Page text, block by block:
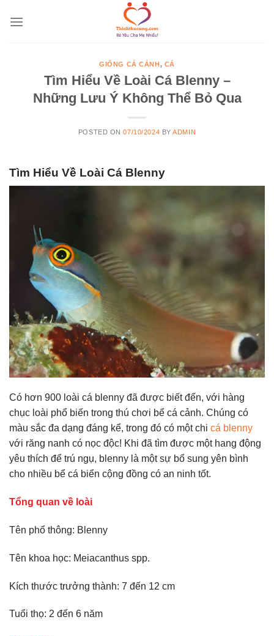
GIỐNG CÁ CẢNH, CÁ
Tìm Hiểu Về Loài Cá Blenny –
Những Lưu Ý Không Thể Bỏ Qua
POSTED ON07/10/2024 BYADMIN
Tìm Hiểu Về Loài Cá Blenny
Có hơn 900 loài cá blenny đã được biết đến, với hàng
chục loài phổ biến trong thú chơi bể cá cảnh. Chúng có
màu sắc đa dạng đáng kể, trong đó có một chi cá blenny
với răng nanh có nọc độc! Khi đã tìm được một hang động
yêu thích để trú ngụ, blenny là một sự bổ sung yên bình
cho nhiều bể cá biển cộng đồng có an ninh tốt.
Tổng quan về loài
Tên phổ thông: Blenny
Tên khoa học: Meiacanthus spp.
Kích thước trưởng thành: 7 đến 12 cm
Tuổi thọ: 2 đến 6 năm